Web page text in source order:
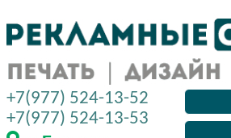
+7(977) 524-13-52
+7(977) 524-13-53